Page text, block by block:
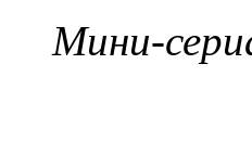
Мини-